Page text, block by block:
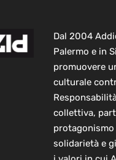
Dal 2004
Palermo e in
promuovere
culturale
collettiva,
protagonismo
solidarietà e